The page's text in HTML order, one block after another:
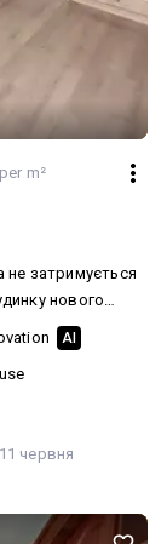
m²
не затримується
нового
засклений.
агентсту) 📩
AI
11 червня